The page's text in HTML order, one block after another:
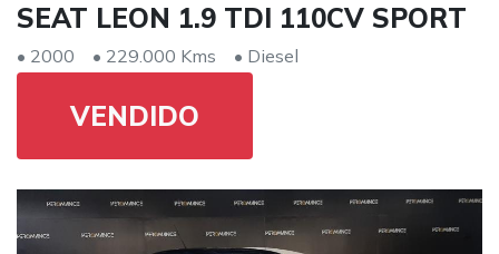
SEAT LEON 1.9 TDI 110CV SPORT
• 2000 • 229.000 Kms • Diesel
VENDIDO